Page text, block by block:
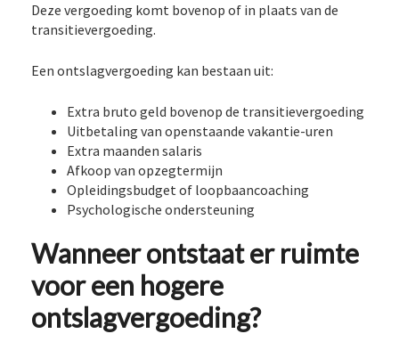
Deze vergoeding komt bovenop of in plaats van de
transitievergoeding.
Een ontslagvergoeding kan bestaan uit:
Extra bruto geld bovenop de transitievergoeding
Uitbetaling van openstaande vakantie-uren
Extra maanden salaris
Afkoop van opzegtermijn
Opleidingsbudget of loopbaancoaching
Psychologische ondersteuning
Wanneer ontstaat er ruimte
voor een hogere
ontslagvergoeding?